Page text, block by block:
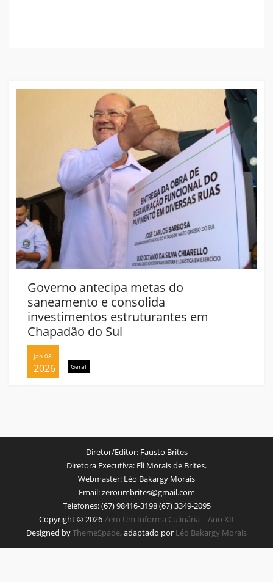
Governo antecipa metas do
saneamento e consolida
investimentos estruturantes em
Chapadão do Sul
jan 08
2026 Geral
Diretor/Editor:Fausto Brites
Diretora Executiva: Eli Morais de Brites.
Webmaster: Léo Bakargy Morais
Email:zeroumbrites@gmail.com
Telefones:(67) 98416-3198 (67) 3349-2095
Copyright © 2026 Zero Um Informa Culinária – Ano XII
Designed byThemeSpade, adaptado por Léo Bakargy Morais